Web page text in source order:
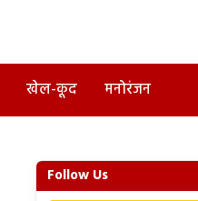
खेल-कूद मनोरंजन
Follow Us